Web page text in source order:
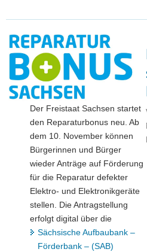
Zukunft:
Sachsens
baut
Beziehungen
zu
Tamil
Nadu
weiter
aus"
Der Freistaat Sachsen startet
den Reparaturbonus neu. Ab
dem 10. November können
Bürgerinnen und Bürger
wieder Anträge auf Förderung
für die Reparatur defekter
Elektro- und Elektronikgeräte
stellen. Die Antragstellung
erfolgt digital über die
Sächsische Aufbaubank –
Förderbank – (SAB)